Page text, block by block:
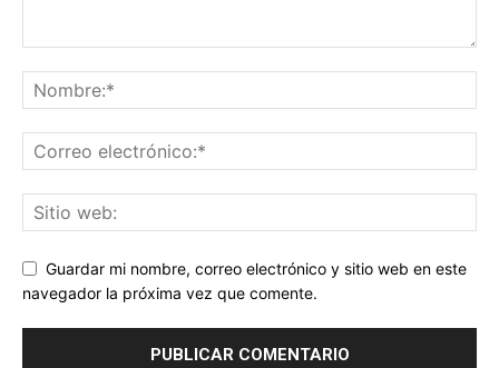
Guardar mi nombre, correo electrónico y sitio web en este
navegador la próxima vez que comente.